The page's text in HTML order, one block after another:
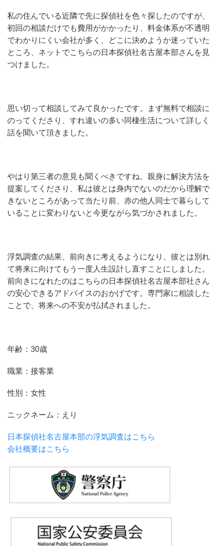
私の住んでいる近隣で先に探偵社を色々探したのですが、
初回の相談だけでも費用がかかったり、料金体系が不透明
でわかりにくい会社が多く、どこに決めようか迷っていた
ところ、ネットでこちらの日本探偵社名古屋本部さんを見
つけました。
思い切って相談してみて良かったです。まず無料で相談に
のってくださり、すれ違いの多い同棲生活について詳しく
話を聞いて頂きました。
やはり第三者の意見も聞くべきですね。親身に解決方法を
提案してくださり、私は彼とは身内でないのだから理解で
きないところがあって当たり前、赤の他人同士で暮らして
いることに変わりないと今更ながら気づかされました。
浮気調査の結果、前向きに考えるようになり、彼とは別れ
て将来に向けてもう一度人生設計し直すことにしました。
前向きになれたのはこちらの日本探偵社名古屋本部社さん
の安心できるアドバイスのおかげです。専門家に相談した
ことで、将来への不安が払拭されました。
年齢：30歳
職業：接客業
性別：女性
ニックネーム：えり
日本探偵社名古屋本部の浮気調査はこちら
会社概要はこちら